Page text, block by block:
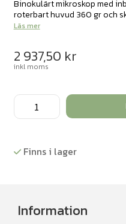
Binokulärt mikroskop med
roterbart huvud 360 gr och
Läs mer
2 937,50 kr
inkl moms
Mikroskop,
binokulärt
100x
Finns i lager
Information